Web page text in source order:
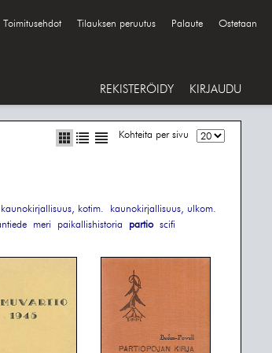
Toimitusehdot Tilauksen peruutus Palaute Ostetaan
REKISTERÖIDY KIRJAUDU
Kohteita per sivu
kaunokirjallisuus, kotim.
kaunokirjallisuus, ulkom.
meri paikallishistoria partio
scifi